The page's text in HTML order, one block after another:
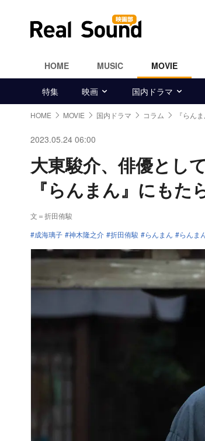
HOME MUSIC MOVIE
特集 映画 国内ドラマ
HOME MOVIE 国内ドラマ コラム 『らん
2023.05.24 06:00
大東駿介、俳優とし
『らんまん』にもた
文＝折田侑駿
成海璃子
神木隆之介 折田侑駿 らんまん らんま